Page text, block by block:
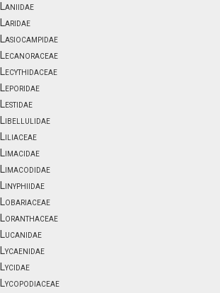
Laniidae
Laridae
Lasiocampidae
Lecanoraceae
Lecythidaceae
Leporidae
Lestidae
Libellulidae
Liliaceae
Limacidae
Limacodidae
Linyphiidae
Lobariaceae
Loranthaceae
Lucanidae
Lycaenidae
Lycidae
Lycopodiaceae